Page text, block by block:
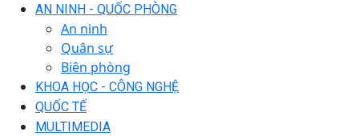
AN NINH - QUỐC PHÒNG
An ninh
Quân sự
Biên phòng
KHOA HỌC - CÔNG NGHỆ
QUỐC TẾ
MULTIMEDIA